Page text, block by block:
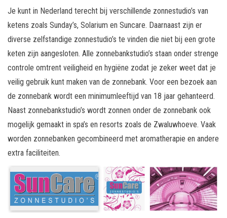
Je kunt in Nederland terecht bij verschillende zonnestudio’s van
ketens zoals Sunday’s, Solarium en Suncare. Daarnaast zijn er
diverse zelfstandige zonnestudio’s te vinden die niet bij een grote
keten zijn aangesloten. Alle zonnebankstudio’s staan onder strenge
controle omtrent veiligheid en hygiëne zodat je zeker weet dat je
veilig gebruik kunt maken van de zonnebank. Voor een bezoek aan
de zonnebank wordt een minimumleeftijd van 18 jaar gehanteerd.
Naast zonnebankstudio’s wordt zonnen onder de zonnebank ook
mogelijk gemaakt in spa’s en resorts zoals de Zwaluwhoeve. Vaak
worden zonnebanken gecombineerd met aromatherapie en andere
extra faciliteiten.